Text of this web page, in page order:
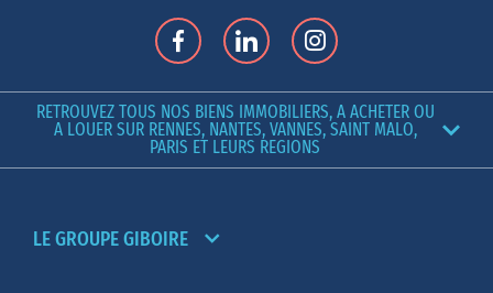
RETROUVEZ TOUS NOS BIENS IMMOBILIERS, A ACHETER OU
A LOUER SUR RENNES, NANTES, VANNES, SAINT MALO,
PARIS ET LEURS REGIONS
LE GROUPE GIBOIRE